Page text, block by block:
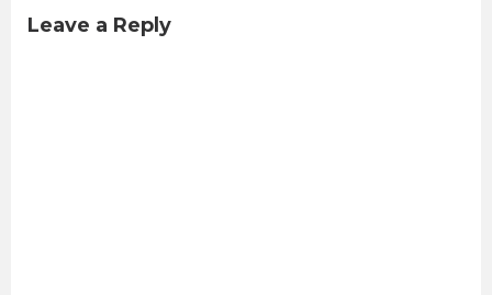
Leave a Reply